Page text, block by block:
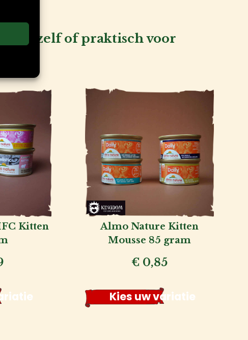
u zelf of praktisch voor
Kitten
Almo Nature Kitten
Mousse 85 gram
€ 0,85
Kies uw variatie